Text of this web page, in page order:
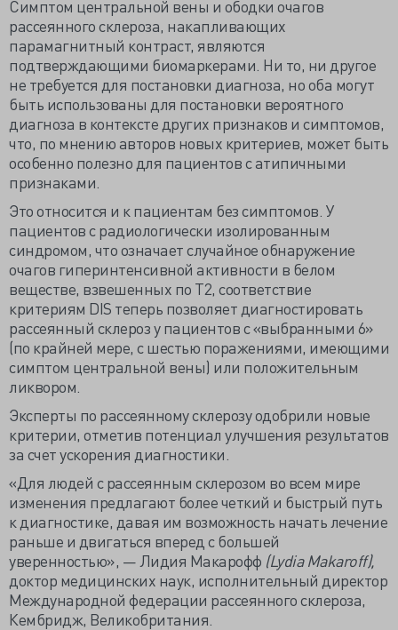
Симптом центральной вены и ободки очагов
рассеянного склероза, накапливающих
парамагнитный контраст, являются
подтверждающими биомаркерами. Ни то, ни другое
не требуется для постановки диагноза, но оба могут
быть использованы для постановки вероятного
диагноза в контексте других признаков и симптомов,
что, по мнению авторов новых критериев, может быть
особенно полезно для пациентов с атипичными
признаками.
Это относится и к пациентам без симптомов. У
пациентов с радиологически изолированным
синдромом, что означает случайное обнаружение
очагов гиперинтенсивной активности в белом
веществе, взвешенных по T2, соответствие
критериям DIS теперь позволяет диагностировать
рассеянный склероз у пациентов с «выбранными 6»
(по крайней мере, с шестью поражениями, имеющими
симптом центральной вены) или положительным
ликвором.
Эксперты по рассеянному склерозу одобрили новые
критерии, отметив потенциал улучшения результатов
за счет ускорения диагностики.
«Для людей с рассеянным склерозом во всем мире
изменения предлагают более четкий и быстрый путь
к диагностике, давая им возможность начать лечение
раньше и двигаться вперед с большей
уверенностью», — Лидия Макарофф (Lydia Makaroff),
доктор медицинских наук, исполнительный директор
Международной федерации рассеянного склероза,
Кембридж, Великобритания.